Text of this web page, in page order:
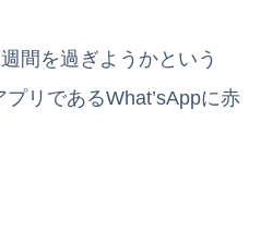
間を過ぎようかという
リであるWhat’sAppに赤